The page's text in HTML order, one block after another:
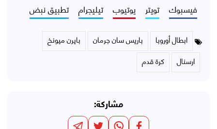
فيسبوك تويتر يوتيوب تيليجرام تطبيق نبض
ابطال أوروبا باريس سان جرمان
بايرن ميونخ
ارسنال
كرة قدم
مشاركة: